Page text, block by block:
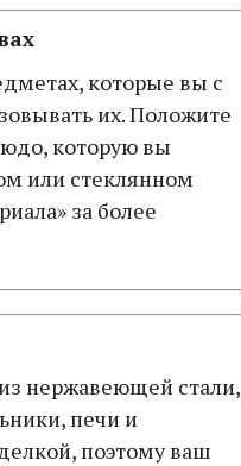
которые вы с
их. Положите
которую вы
или стеклянном
за более
нержавеющей стали,
печи и
поэтому ваш